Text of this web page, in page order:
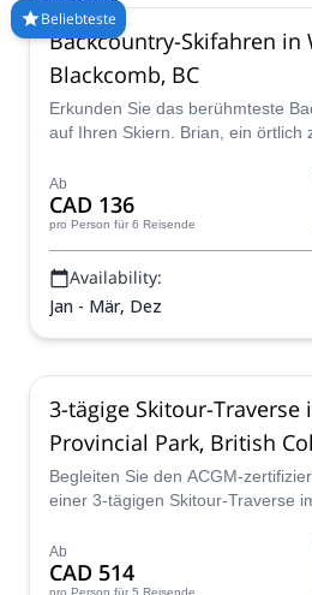
erkunden Sie das Backcountry-
Begleitung eines lokalen Experten.
nur Bergtouren, die von zertifizierten
Beliebteste
Backcountry-Skifahren in
Blackcomb, BC
Erkunden Sie das berühmteste
auf Ihren Skiern. Brian, ein örtlich
Ab
CAD 136
pro Person für 6 Reisende
Availability:
Jan - Mär, Dez
3-tägige Skitour-Traverse
Provincial Park, British
Begleiten Sie den ACGM-
einer 3-tägigen Skitour-Traverse
Ab
CAD 514
pro Person für 5 Reisende